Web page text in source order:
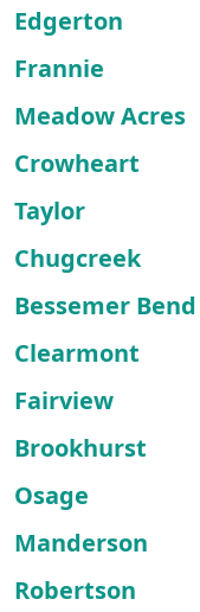
Edgerton
Frannie
Meadow Acres
Crowheart
Taylor
Chugcreek
Bessemer Bend
Clearmont
Fairview
Brookhurst
Osage
Manderson
Robertson